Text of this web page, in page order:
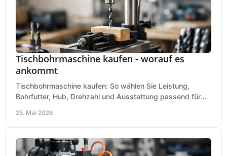
Tischbohrmaschine kaufen - worauf es
ankommt
Tischbohrmaschine kaufen: So wählen Sie Leistung,
Bohrfutter, Hub, Drehzahl und Ausstattung passend für
25. Mai 2026